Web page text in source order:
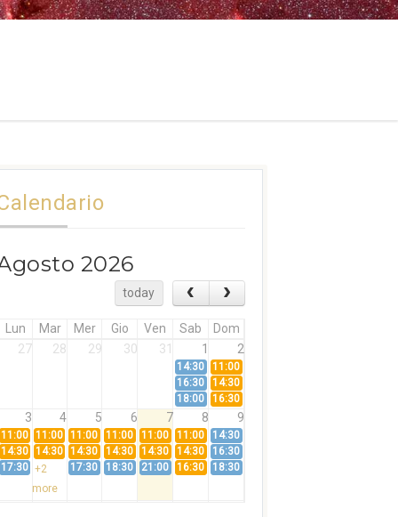
2026
today
Lun Mar Mer Gio Ven Sab
Dom
27
28 29 30 31 1 2
14:30
11:00
16:30
14:30
18:00
16:30
3 4 5 6 7 8 9
11:00 11:00 11:00 11:00 11:00 11:00
14:30
14:30 14:30 14:30 14:30 14:30 14:30
16:30
17:30 +2
more
17:30 18:30 21:00 16:30 18:30